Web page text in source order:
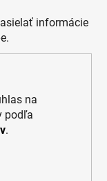
informácie
na
podľa
.